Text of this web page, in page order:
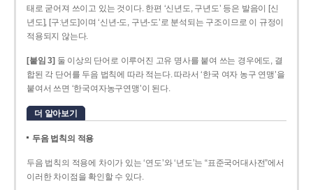
태로 굳어져 쓰이고 있는 것이다. 한편 ‘신년도, 구년도’ 등은 발음이 [신
년도], [구ː년도]이며 ‘신년­-도, 구년-­도’로 분석되는 구조이므로 이 규정이
적용되지 않는다.
[붙임 3] 둘 이상의 단어로 이루어진 고유 명사를 붙여 쓰는 경우에도, 결
합된 각 단어를 두음 법칙에 따라 적는다. 따라서 ‘한국 여자 농구 연맹’을
붙여서 쓰면 ‘한국여자농구연맹’이 된다.
더 알아보기
두음 법칙의 적용
두음 법칙의 적용에 차이가 있는 ‘연도’와 ‘년도’는 “표준국어대사전”에서
이러한 차이점을 확인할 수 있다.